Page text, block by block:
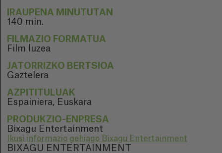
IRAUPENA MINUTUTAN
140 min.
FILMAZIO FORMATUA
Film luzea
JATORRIZKO BERTSIOA
Gaztelera
AZPITITULUAK
Espainiera, Euskara
PRODUKZIO-ENPRESA
Bixagu Entertainment
Ikusi informazio gehiago Bixagu Entertainment
BIXAGU ENTERTAINMENT